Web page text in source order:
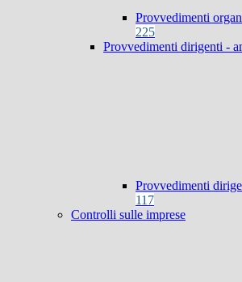
Provvedimenti
225
Provvedimenti dirigenti -
Provvedimenti
117
Controlli sulle imprese